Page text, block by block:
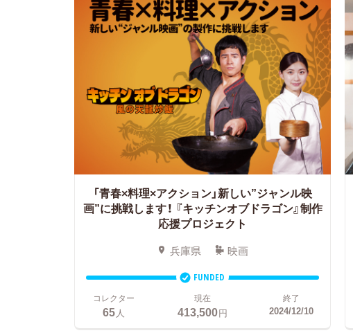
「青春×料理×アクション」新しい”ジャンル映
画”に挑戦します！ 『キッチンオブドラゴン』制作
応援プロジェクト
兵庫県 映画
FUNDED
コレクター
65人
現在
413,500円
終了
2024/12/10